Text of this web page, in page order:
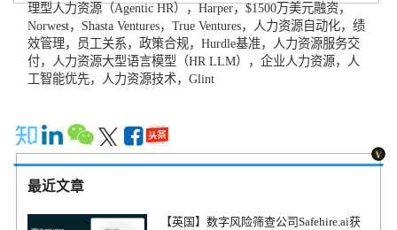
理型人力资源（Agentic HR），Harper，$1500万美元融资，
Norwest，Shasta Ventures，True Ventures，人力资源自动化，绩
效管理，员工关系，政策合规，Hurdle基准，人力资源服务交
付，人力资源大型语言模型（HR LLM），企业人力资源，人
工智能优先，人力资源技术，Glint
最近文章
【英国】数字风险筛查公司Safehire.ai获